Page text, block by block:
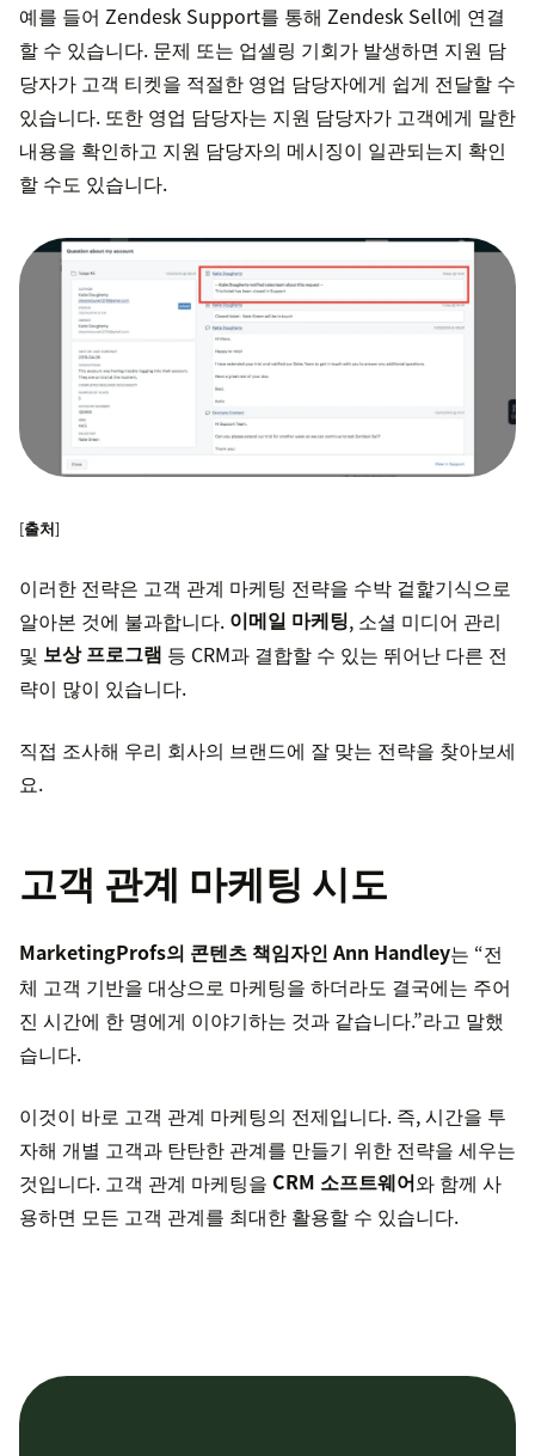
예를 들어 Zendesk Support를 통해 Zendesk Sell에 연결
할 수 있습니다. 문제 또는 업셀링 기회가 발생하면 지원 담
당자가 고객 티켓을 적절한 영업 담당자에게 쉽게 전달할 수
있습니다. 또한 영업 담당자는 지원 담당자가 고객에게 말한
내용을 확인하고 지원 담당자의 메시징이 일관되는지 확인
할 수도 있습니다.
[출처]
이러한 전략은 고객 관계 마케팅 전략을 수박 겉핥기식으로
알아본 것에 불과합니다. 이메일 마케팅, 소셜 미디어 관리
및 보상 프로그램 등 CRM과 결합할 수 있는 뛰어난 다른 전
략이 많이 있습니다.
직접 조사해 우리 회사의 브랜드에 잘 맞는 전략을 찾아보세
요.
고객 관계 마케팅 시도
MarketingProfs의 콘텐츠 책임자인 Ann Handley는 “전
체 고객 기반을 대상으로 마케팅을 하더라도 결국에는 주어
진 시간에 한 명에게 이야기하는 것과 같습니다.”라고 말했
습니다.
이것이 바로 고객 관계 마케팅의 전제입니다. 즉, 시간을 투
자해 개별 고객과 탄탄한 관계를 만들기 위한 전략을 세우는
것입니다. 고객 관계 마케팅을 CRM 소프트웨어와 함께 사
용하면 모든 고객 관계를 최대한 활용할 수 있습니다.